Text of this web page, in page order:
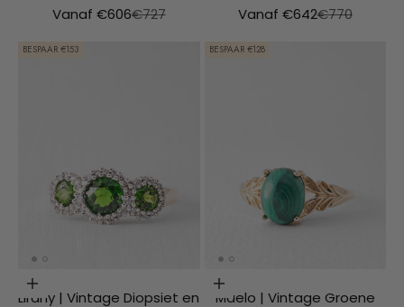
Aanbiedingsprijs
Vanaf €606Normale prijs
€727
Aanbiedingsprijs
Vanaf €642Normale prijs
€770
BESPAAR €153
Opties kiezen
Lirany | Vintage Diopsiet en
BESPAAR €128
Opties kiezen
Maelo | Vintage Groene